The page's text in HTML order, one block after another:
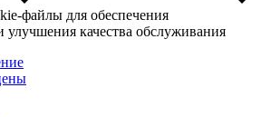
файлы для обеспечения
улучшения качества обслуживания